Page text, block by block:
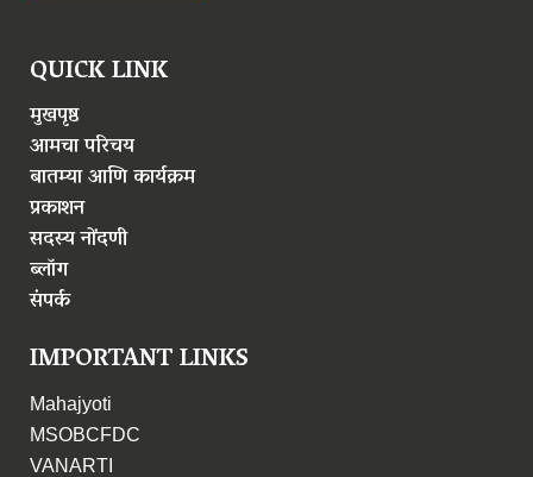
QUICK LINK
मुखपृष्ठ
आमचा परिचय
बातम्या आणि कार्यक्रम
प्रकाशन
सदस्य नोंदणी
ब्लॉग
संपर्क
IMPORTANT LINKS
Mahajyoti
MSOBCFDC
VANARTI